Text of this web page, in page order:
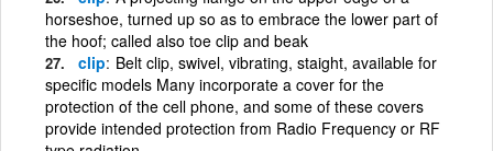
horseshoe, turned up so as to embrace the lower part of
the hoof; called also toe clip and beak
clip Belt clip, swivel, vibrating, staight, available for
specific models Many incorporate a cover for the
protection of the cell phone, and some of these covers
provide intended protection from Radio Frequency or RF